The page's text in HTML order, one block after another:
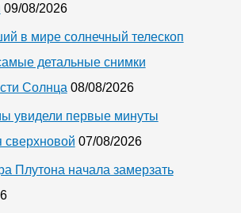
09/08/2026
в мире солнечный телескоп
детальные снимки
Солнца 08/08/2026
увидели первые минуты
сверхновой 07/08/2026
Плутона начала замерзать